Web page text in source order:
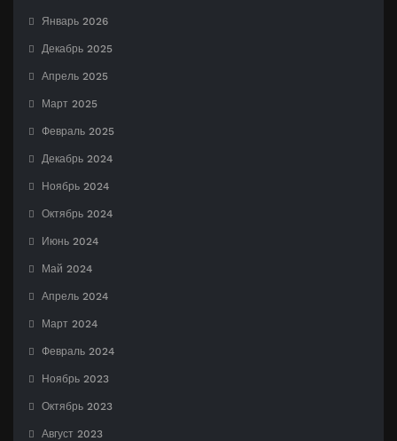
Январь 2026
Декабрь 2025
Апрель 2025
Март 2025
Февраль 2025
Декабрь 2024
Ноябрь 2024
Октябрь 2024
Июнь 2024
Май 2024
Апрель 2024
Март 2024
Февраль 2024
Ноябрь 2023
Октябрь 2023
Август 2023